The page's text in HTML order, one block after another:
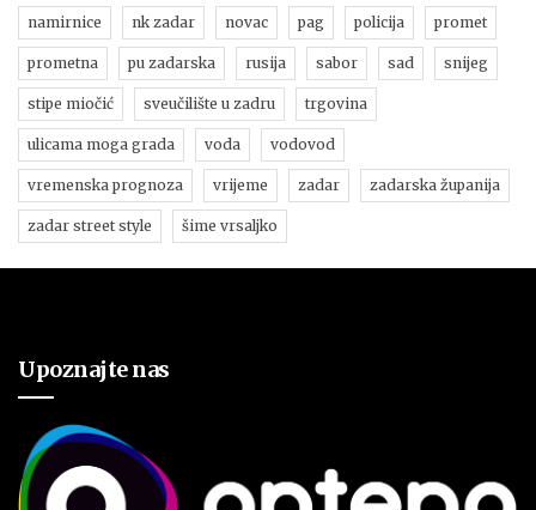
namirnice nk zadar novac pag policija promet
prometna pu zadarska rusija sabor sad snijeg
stipe miočić sveučilište u zadru trgovina
ulicama moga grada voda vodovod
vremenska prognoza vrijeme zadar zadarska županija
zadar street style šime vrsaljko
Upoznajte nas